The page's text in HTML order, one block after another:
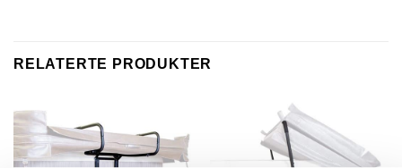
RELATERTE PRODUKTER